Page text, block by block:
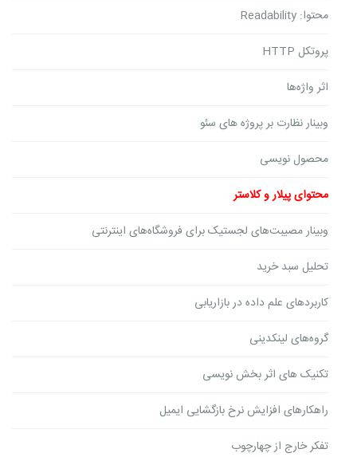
محتوا: Readability
پروتکل HTTP
اثر واژه‌ها
وبینار نظارت بر پروژه های سئو
محصول نویسی
محتوای پیلار و کلاستر
وبینار مصیبت‌های لجستیک برای فروشگاه‌های اینترنتی
تحلیل سبد خرید
کاربردهای علم داده در بازاریابی
گروه‌های لینکدینی
تکنیک های اثر بخش نویسی
راهکارهای افزایش نرخ بازگشایی ایمیل
تفکر خارج از چهارچوب